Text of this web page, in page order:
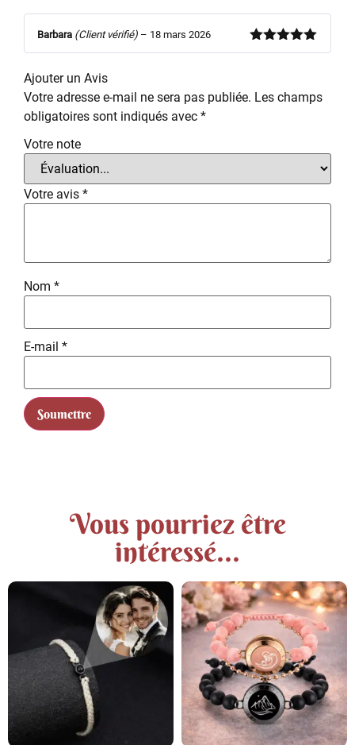
Note5sur
Barbara (Client vérifié) – 18 mars 2026
Ajouter un Avis
Votre adresse e-mail ne sera pas publiée. Les champs
obligatoires sont indiqués avec *
Votre note
Votre avis *
Nom *
E-mail *
Vous pourriez être
intéressé...